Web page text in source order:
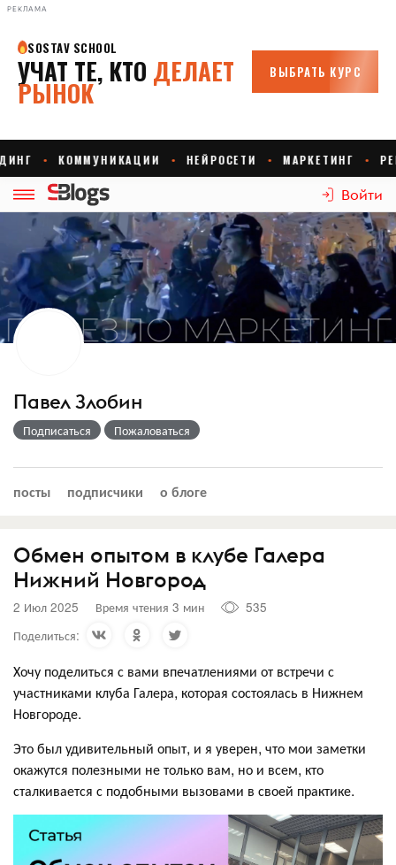
РЕКЛАМА
Войти
Павел Злобин
Подписаться Пожаловаться
посты подписчики о блоге
Обмен опытом в клубе Галера
Нижний Новгород
2 Июл 2025 Время чтения 3 мин
535
Поделиться:
Хочу поделиться с вами впечатлениями от встречи с
участниками клуба Галера, которая состоялась в Нижнем
Новгороде.
Это был удивительный опыт, и я уверен, что мои заметки
окажутся полезными не только вам, но и всем, кто
сталкивается с подобными вызовами в своей практике.